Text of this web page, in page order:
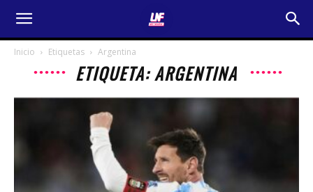
Inicio Etiquetas Argentina
ETIQUETA: ARGENTINA